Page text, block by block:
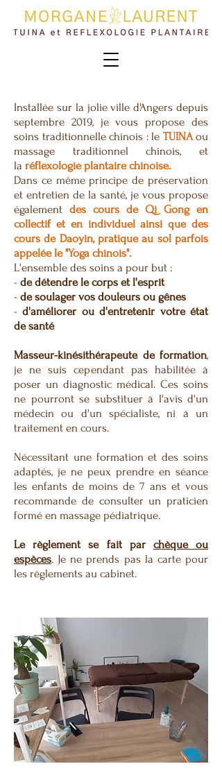
Installée sur la jolie ville d'Angers depuis
septembre 2019, je vous propose des
soins traditionnelle chinois : le TUINAou
massage traditionnel chinois, et
la réflexologie plantaire chinoise.
Dans ce même principe de préservation
et entretien de la santé, je vous propose
également des cours de Qi Gong en
collectif et en individuel ainsi que des
cours de Daoyin, pratique au sol parfois
appelée le "Yoga chinois".
L'ensemble des soins a pour but :
- de détendre le corps et l'esprit
- de soulager vos douleurs ou gênes
-d'améliorer ou d'entretenir votre état
de santé
Masseur-kinésithérapeute de formation,
je ne suis cependant pas habilitée à
poser un diagnostic médical. Ces soins
ne pourront se substituer à l'avis d'un
médecin ou d'un spécialiste, ni à un
traitement en cours.
Nécessitant une formation et des soins
adaptés, je ne peux prendre en séance
les enfants de moins de 7 ans et vous
recommande de consulter un praticien
formé en massage pédiatrique.
Le règlement se fait par chèque ou
espèces. Je ne prends pas la carte pour
les règlements au cabinet.